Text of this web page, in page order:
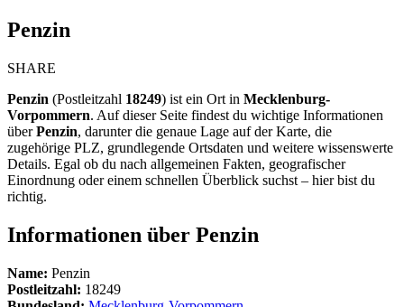
Penzin
SHARE
Penzin (Postleitzahl 18249) ist ein Ort in Mecklenburg-
Vorpommern. Auf dieser Seite findest du wichtige Informationen
überPenzin, darunter die genaue Lage auf der Karte, die
zugehörige PLZ, grundlegende Ortsdaten und weitere wissenswerte
Details. Egal ob du nach allgemeinen Fakten, geografischer
Einordnung oder einem schnellen Überblick suchst – hier bist du
richtig.
Informationen über Penzin
Name: Penzin
Postleitzahl: 18249